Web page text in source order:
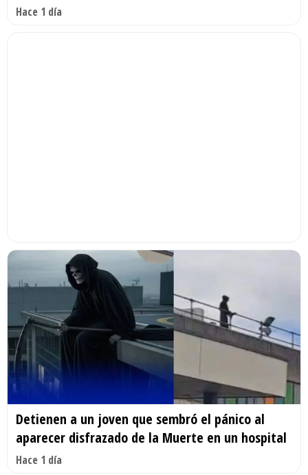
Hace 1 día
Detienen a un joven que sembró el pánico al
aparecer disfrazado de la Muerte en un hospital
Hace 1 día